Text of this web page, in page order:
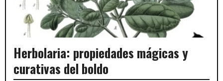
Herbolaria: propiedades mágicas y
curativas del boldo